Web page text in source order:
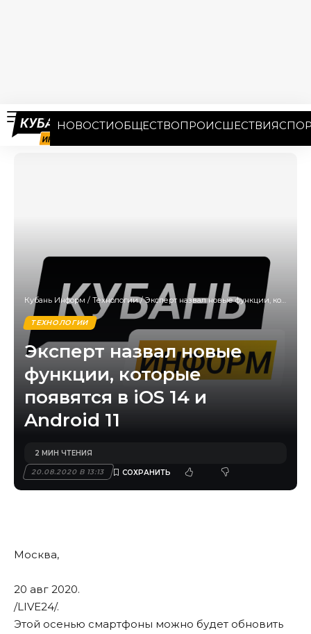
НОВОСТИОБЩЕСТВОПРОИСШЕСТВИЯ
Кубань Информ / Технологии/Эксперт назвал новые функции, которые появятся в iOS 14 и Android 11
ТЕХНОЛОГИИ
Эксперт назвал новые
функции, которые
появятся в iOS 14 и
Android 11
20.08.2020 В 13:13
2 МИН ЧТЕНИЯ
Москва,
20 авг 2020.
/LIVE24/.
Этой осенью смартфоны можно будет обновить